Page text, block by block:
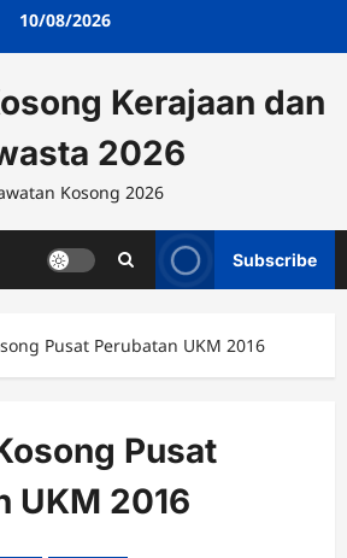
10/08/2026
Kerajaan dan
2026
Kosong 2026
Subscribe
Pusat Perubatan UKM 2016
Pusat
UKM 2016